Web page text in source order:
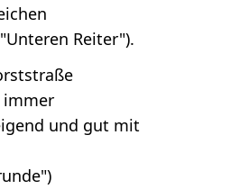
Reiter").
und gut mit